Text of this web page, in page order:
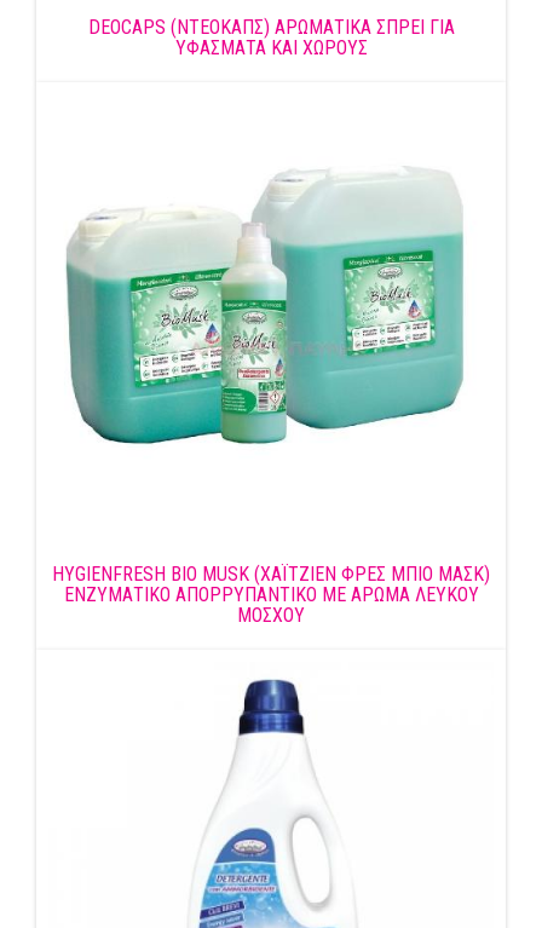
DEOCAPS (ΝΤΕΟΚΑΠΣ) ΑΡΩΜΑΤΙΚΑ ΣΠΡΕΙ ΓΙΑ
ΥΦΑΣΜΑΤΑ ΚΑΙ ΧΩΡΟΥΣ
HYGIENFRESH BIO MUSK (ΧΑΪΤΖΙΕΝ ΦΡΕΣ ΜΠΙΟ ΜΑΣΚ)
ΕΝΖΥΜΑΤΙΚΟ ΑΠΟΡΡΥΠΑΝΤΙΚΟ ΜΕ ΑΡΩΜΑ ΛΕΥΚΟΥ
ΜΟΣΧΟΥ